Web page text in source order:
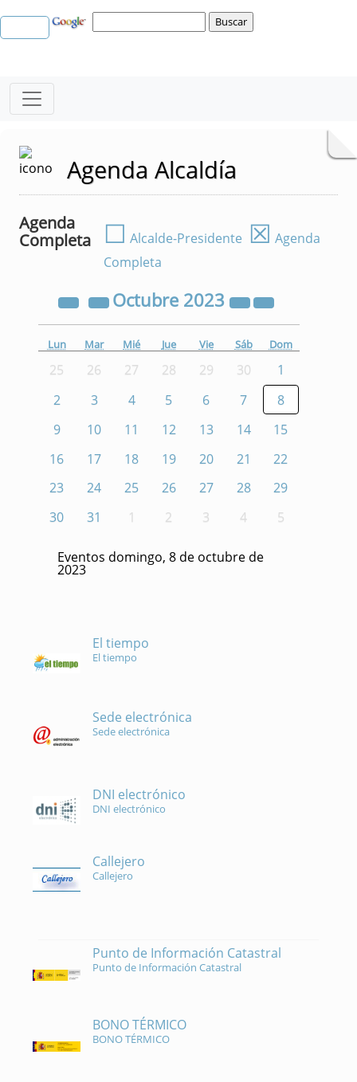
Agenda Alcaldía
Agenda
Completa
☐ Alcalde-Presidente ☒ Agenda
Completa
Octubre 2023
Lun Mar Mié Jue Vie Sáb Dom
25 26 27 28 29 30
1
2
3 4 5 6 7
8
9
10 11 12 13 14
15
16
17 18 19 20 21
22
23
24 25 26 27 28
29
30
31 1 2 3 4 5
Eventos domingo, 8 de octubre de
2023
El tiempo
El tiempo
Sede electrónica
Sede electrónica
DNI electrónico
DNI electrónico
Callejero
Callejero
Punto de Información Catastral
Punto de Información Catastral
BONO TÉRMICO
BONO TÉRMICO